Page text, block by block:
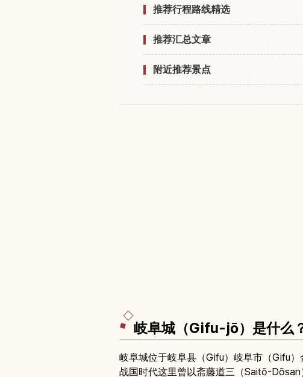
推荐行程路线精选
推荐汇总文章
附近推荐景点
岐阜城（Gifu-jō）是什么
岐阜城位于岐阜县（Gifu）岐阜市（Gifu
战国时代这里曾以斋藤道三（Saitō-